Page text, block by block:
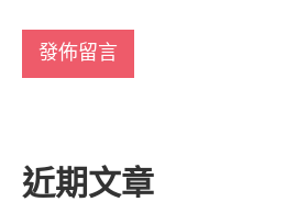
近期文章